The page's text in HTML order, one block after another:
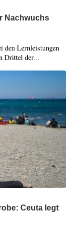
Nachwuchs
den Lernleistungen
Drittel der...
Ceuta legt